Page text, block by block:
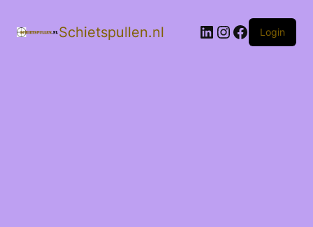
Schietspullen.nl LinkedIn
Instagram
Facebook
Login